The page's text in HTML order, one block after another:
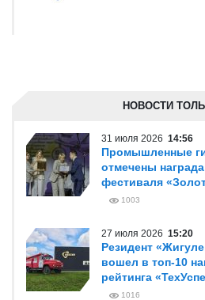
НОВОСТИ
31 июля 2026 14:56
Промышленные
отмечены
фестиваля
1003
27 июля 2026 15:20
Резидент
вошел в топ-10
рейтинга
1016